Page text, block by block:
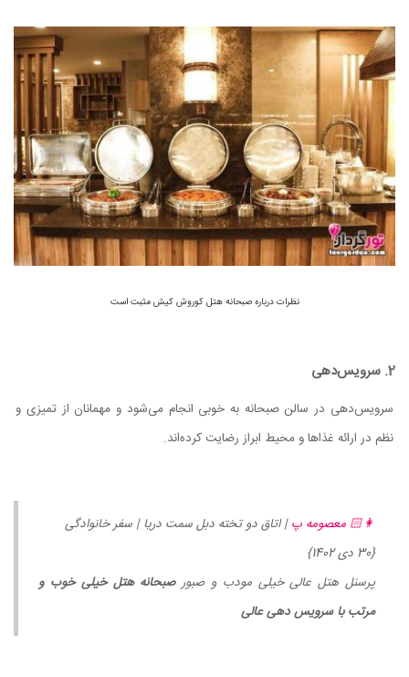
نظرات درباره صبحانه هتل کوروش کیش مثبت است
2. سرویس‌دهی
سرویس‌دهی در سالن صبحانه به خوبی انجام می‌شود و مهمانان از تمیزی و
نظم در ارائه غذاها و محیط ابراز رضایت کرده‌اند.
👩🏻 معصومه پ| اتاق دو تخته دبل سمت دریا | سفر خانوادگی
{30 دی 1402}
پرسنل هتل عالی خیلی مودب و صبورصبحانه هتل خیلی خوب و
مرتب با سرویس دهی عالی